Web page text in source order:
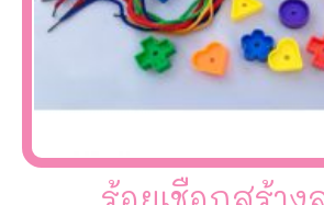
ร้อยเชือกสร้าง